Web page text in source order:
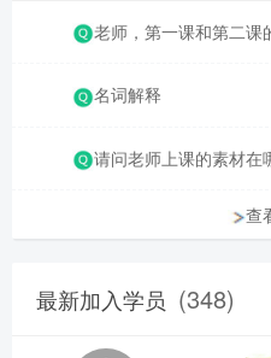
老师，第一课和第二课
名词解释
请问老师上课的素材在
查
最新加入学员 (348)